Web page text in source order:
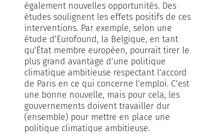
également nouvelles opportunités. Des
études soulignent les effets positifs de ces
interventions. Par exemple, selon une
étude d’Eurofound, la Belgique, en tant
qu’État membre européen, pourrait tirer le
plus grand avantage d’une politique
climatique ambitieuse respectant l’accord
de Paris en ce qui concerne l’emploi. C’est
une bonne nouvelle, mais pour cela, les
gouvernements doivent travailler dur
(ensemble) pour mettre en place une
politique climatique ambitieuse.